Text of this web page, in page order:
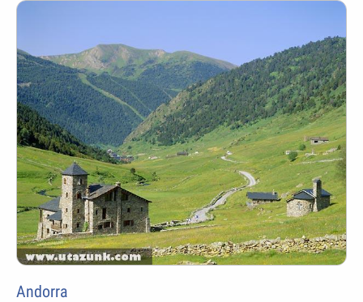
Andorra